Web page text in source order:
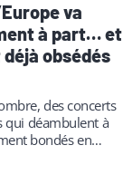
va
à part… et
obsédés
des concerts
qui déambulent à
bondés en